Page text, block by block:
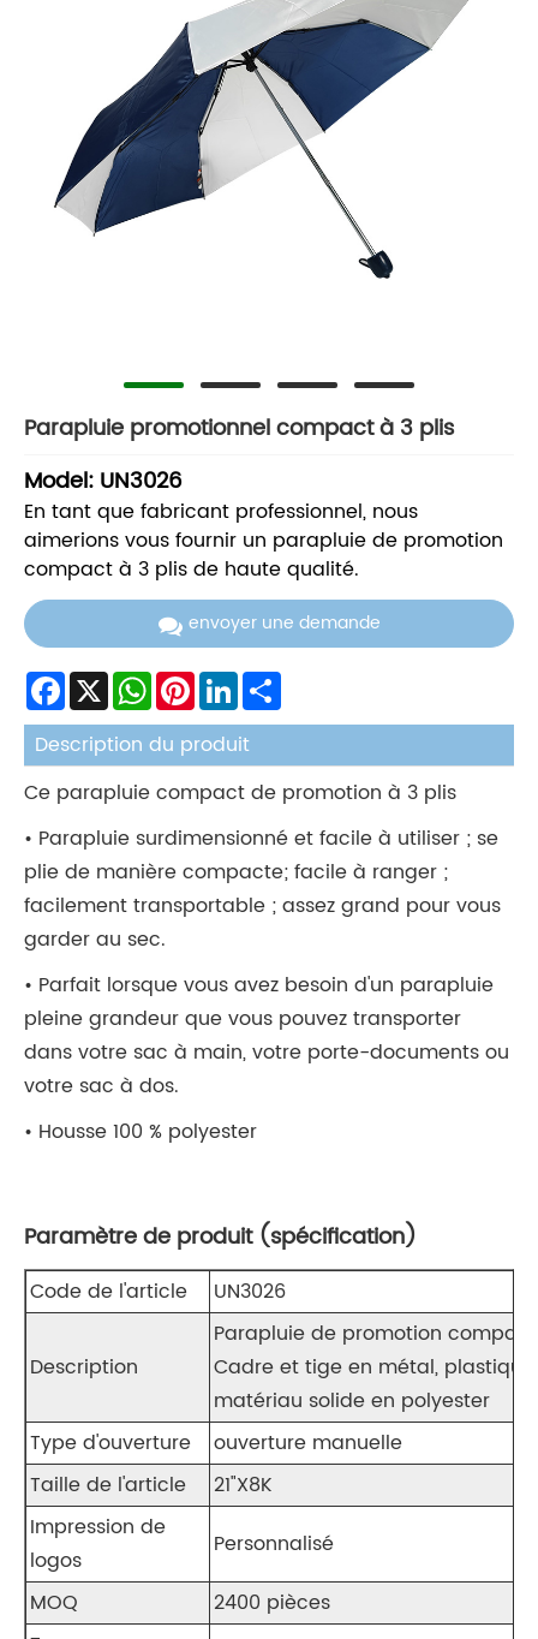
Parapluie promotionnel compact à 3 plis
Model: UN3026
En tant que fabricant professionnel, nous
aimerions vous fournir un parapluie de promotion
compact à 3 plis de haute qualité.
envoyer une demande
Facebook
X WhatsAppPinterestLinkedIn
Description du produit
Ce parapluie compact de promotion à 3 plis
• Parapluie surdimensionné et facile à utiliser ; se
plie de manière compacte; facile à ranger ;
facilement transportable ; assez grand pour vous
garder au sec.
• Parfait lorsque vous avez besoin d'un parapluie
pleine grandeur que vous pouvez transporter
dans votre sac à main, votre porte-documents ou
votre sac à dos.
• Housse 100 % polyester
Paramètre de produit (spécification)
Code de l'article UN3026
Description
Parapluie de promotion
Cadre et tige en métal,
matériau solide en polyester
Type d'ouverture
ouverture manuelle
Taille de l'article
21"X8K
Impression de
logos
Personnalisé
MOQ
2400 pièces